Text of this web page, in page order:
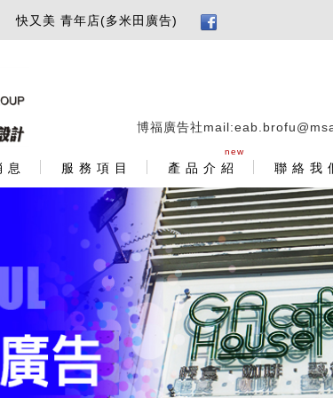
快又美 青年店(多米田廣告)
博福廣告社
息 服 務 項 目
new
產 品 介 紹 聯 絡 我